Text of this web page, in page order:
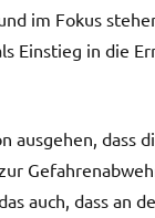
im Fokus
Einstieg in die
ausgehen, dass
auch, dass an